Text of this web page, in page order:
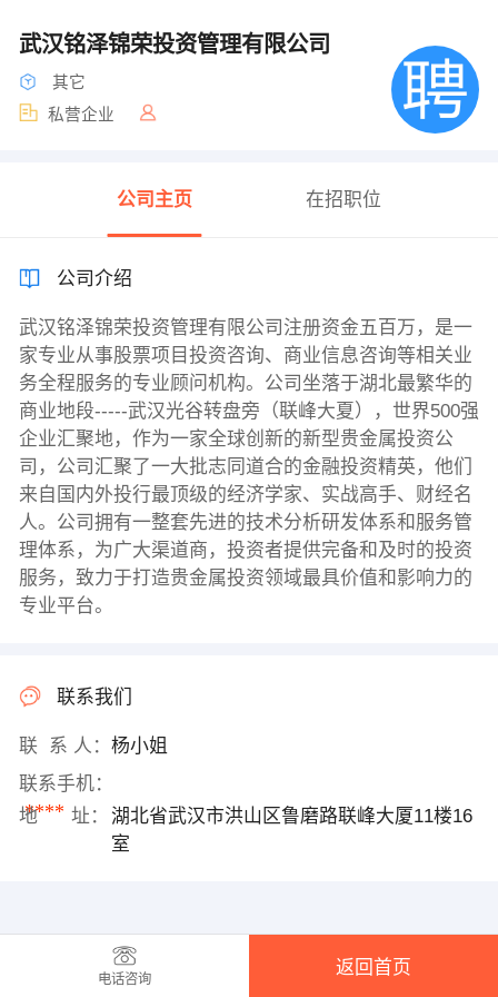
武汉铭泽锦荣投资管理有限公司
其它
私营企业
公司主页 在招职位
公司介绍
武汉铭泽锦荣投资管理有限公司注册资金五百万，是一
家专业从事股票项目投资咨询、商业信息咨询等相关业
务全程服务的专业顾问机构。公司坐落于湖北最繁华的
商业地段-----武汉光谷转盘旁（联峰大夏），世界500强
企业汇聚地，作为一家全球创新的新型贵金属投资公
司，公司汇聚了一大批志同道合的金融投资精英，他们
来自国内外投行最顶级的经济学家、实战高手、财经名
人。公司拥有一整套先进的技术分析研发体系和服务管
理体系，为广大渠道商，投资者提供完备和及时的投资
服务，致力于打造贵金属投资领域最具价值和影响力的
专业平台。
联系我们
联 系 人： 杨小姐
联系手机：
****
地 址：
湖北省武汉市洪山区鲁磨路联峰大厦11楼16
室
电话咨询
返回首页